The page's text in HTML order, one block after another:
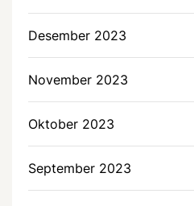
Desember 2023
November 2023
Oktober 2023
September 2023